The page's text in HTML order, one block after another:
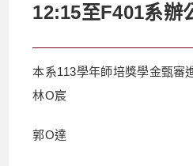
12:15至F401系辦
本系113學年師培獎學金甄審
林O宸
郭O達